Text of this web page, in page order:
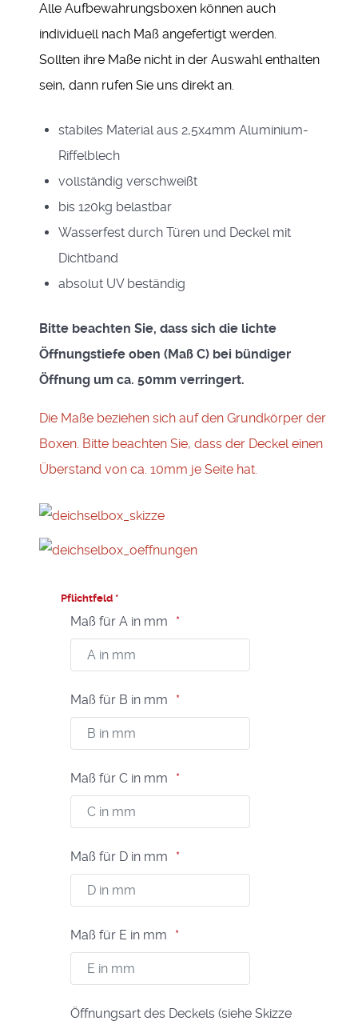
Alle Aufbewahrungsboxen können auch
individuell nach Maß angefertigt werden.
Sollten ihre Maße nicht in der Auswahl enthalten
sein, dann rufen Sie uns direkt an.
stabiles Material aus 2,5x4mm Aluminium-
Riffelblech
vollständig verschweißt
bis 120kg belastbar
Wasserfest durch Türen und Deckel mit
Dichtband
absolut UV beständig
Bitte beachten Sie, dass sich die lichte
Öffnungstiefe oben (Maß C) bei bündiger
Öffnung um ca. 50mm verringert.
Die Maße beziehen sich auf den Grundkörper der
Boxen. Bitte beachten Sie, dass der Deckel einen
Überstand von ca. 10mm je Seite hat.
Pflichtfeld *
Maß für A in mm
Maß für B in mm
Maß für C in mm
Maß für D in mm
Maß für E in mm
Öffnungsart des Deckels (siehe Skizze